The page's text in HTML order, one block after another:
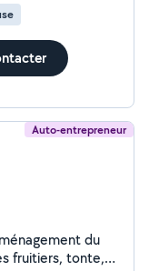
Auto-entrepreneur
du
fruitiers, tonte,